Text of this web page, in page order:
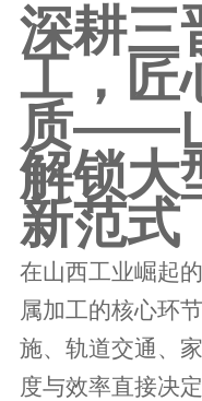
深耕三
工，匠
质——
解锁大
新范式
在山西工业崛起
属加工的核心环
施、轨道交通、
度与效率直接决